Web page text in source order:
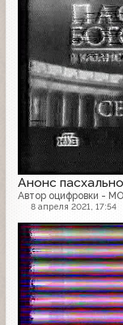
Анонс
Автор оцифровки -
8 апреля 2021, 17:54
Анонс